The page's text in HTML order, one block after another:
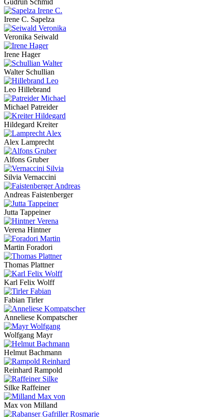
Irene C. Sapelza
Veronika Seiwald
Irene Hager
Walter Schullian
Leo Hillebrand
Michael Patreider
Hildegard Kreiter
Alex Lamprecht
Alfons Gruber
Silvia Vernaccini
Andreas Faistenberger
Jutta Tappeiner
Verena Hintner
Martin Foradori
Thomas Plattner
Karl Felix Wolff
Fabian Tirler
Anneliese Kompatscher
Wolfgang Mayr
Helmut Bachmann
Reinhard Rampold
Silke Raffeiner
Max von Milland